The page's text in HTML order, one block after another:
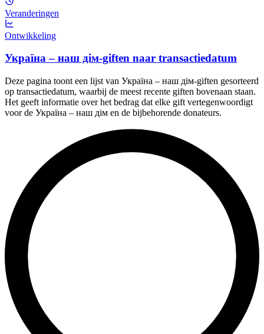
Veranderingen
Ontwikkeling
Україна – наш дім-giften naar transactiedatum
Deze pagina toont een lijst van Україна – наш дім-giften gesorteerd
op transactiedatum, waarbij de meest recente giften bovenaan staan.
Het geeft informatie over het bedrag dat elke gift vertegenwoordigt
voor de Україна – наш дім en de bijbehorende donateurs.